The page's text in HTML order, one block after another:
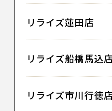
リライズ蓮田店
リライズ船橋馬込
リライズ市川行徳